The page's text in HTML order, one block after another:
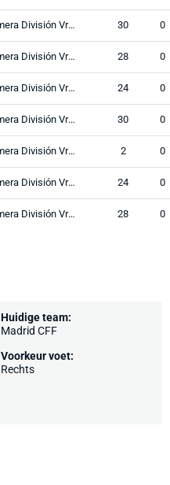
Primera División Vrouwen 30 0
Primera División Vrouwen 28 0
Primera División Vrouwen 24 0
Primera División Vrouwen 30 0
Primera División Vrouwen 2 0
Primera División Vrouwen 24 0
Primera División Vrouwen 28 0
Huidige team:
Madrid CFF
Voorkeur voet:
Rechts